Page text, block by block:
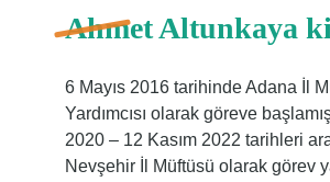
Ahmet Altunkaya
6 Mayıs 2016 tarihinde Adana İl
Yardımcısı olarak göreve
2020 – 12 Kasım 2022 tarihleri
Nevşehir İl Müftüsü olarak görev